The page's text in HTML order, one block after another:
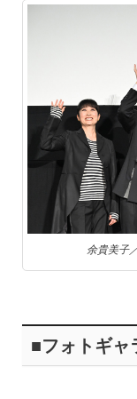
余貴美子
■フォトギャ